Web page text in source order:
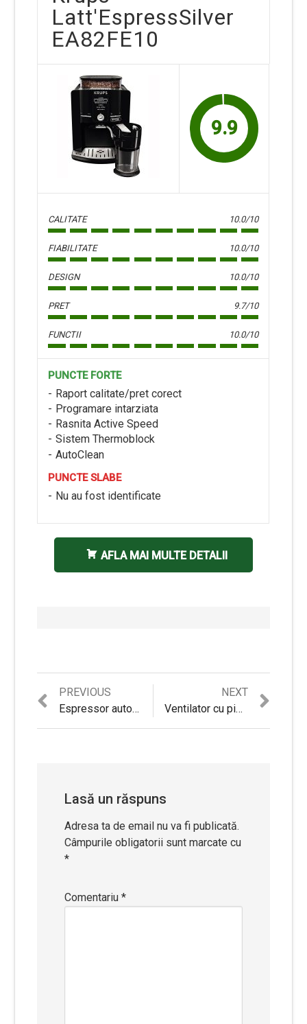
Latt'EspressSilver
EA82FE10
9.9
CALITATE 10.0/10
FIABILITATE 10.0/10
DESIGN 10.0/10
PRET 9.7/10
FUNCTII 10.0/10
PUNCTE FORTE
Raport calitate/pret corect
Programare intarziata
Rasnita Active Speed
Sistem Thermoblock
AutoClean
PUNCTE SLABE
Nu au fost identificate
AFLA MAI MULTE DETALII
Navigare
PREVIOUS
Previous
post:
Espressor automat Krups Latt’Espress EA829P10, 1450W, 15 bar, LCD, One-Touch-Cappuccino, 1.7L, 7 selectii, Negru
NEXT
post:
Ventilator cu picior Heinner HXSF-16RD, 55W, 40 cm diametru, telecomanda, temporizator, functie oscilare, 3 trepte de viteza, Negru/Rosu
Lasă un răspuns
Adresa ta de email nu va fi publicată.
Câmpurile obligatorii sunt marcate cu
*
Comentariu*